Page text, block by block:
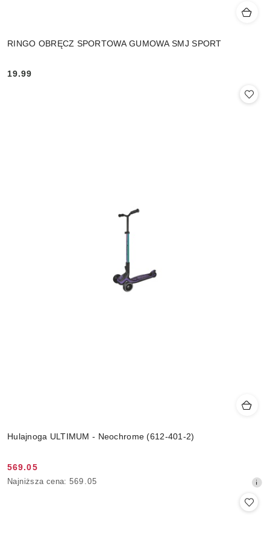
RINGO OBRĘCZ SPORTOWA GUMOWA SMJ SPORT
Cena:
19.99
Hulajnoga ULTIMUM - Neochrome (612-401-2)
Cena
promocyjna:
569.05
Najniższa
Najniższa cena: 569.05